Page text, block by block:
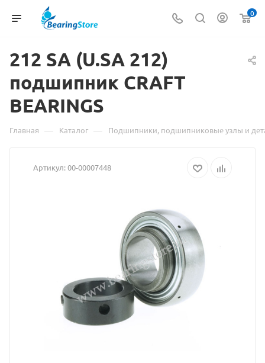
0
212 Материал
о
товаре
212
(U.SA
подшипник
BEARINGS
взят
SA (U.SA 212)
подшипник CRAFT
BEARINGS
Главная — Каталог — Подшипники, подшипниковые узлы и
Артикул:00-00007448